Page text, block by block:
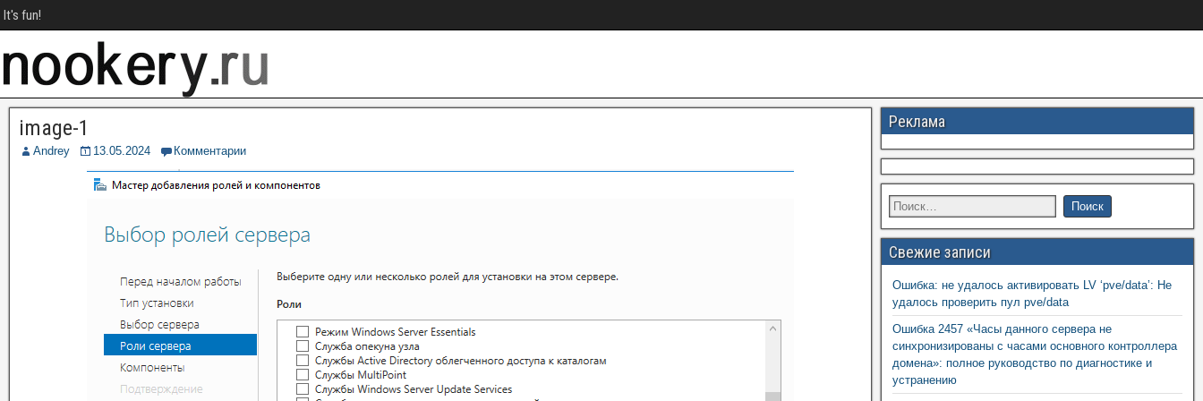
It's fun!
image-1
Andrey 13.05.2024 Комментарии
Реклама
Свежие записи
Ошибка: не удалось активировать LV ‘pve/data’: Не
удалось проверить пул pve/data
Ошибка 2457 «Часы данного сервера не
синхронизированы с часами основного контроллера
домена»: полное руководство по диагностике и
устранению